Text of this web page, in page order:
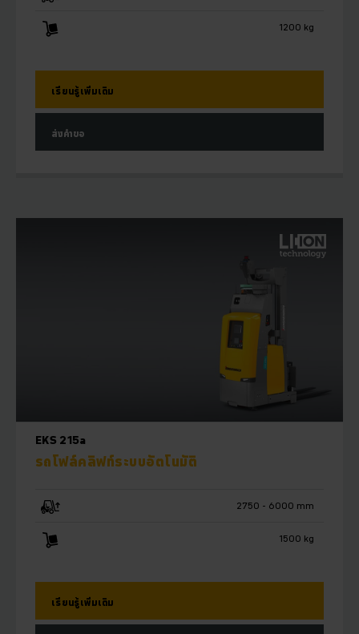
1200 kg
เรียนรู้เพิ่มเติม
ส่งคำขอ
EKS 215a
รถโฟล์คลิฟท์ระบบอัตโนมัติ
2750 - 6000 mm
1500 kg
เรียนรู้เพิ่มเติม